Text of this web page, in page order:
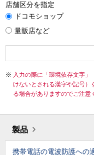
店舗区分を指定
ドコモショップ
量販店など
入力の際に「環境依存文字
けないとされる漢字や記号
る場合がありますのでご注意
製品
携帯電話の電波防護への